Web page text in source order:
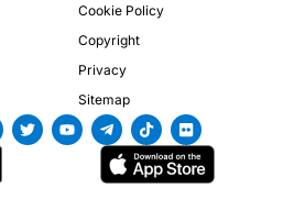
Cookie Policy
Copyright
Privacy
Sitemap